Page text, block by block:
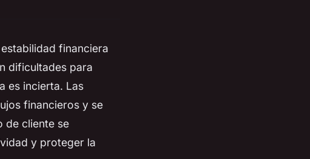
financiera
dificultades para
es incierta. Las
financieros y se
de cliente se
y proteger la